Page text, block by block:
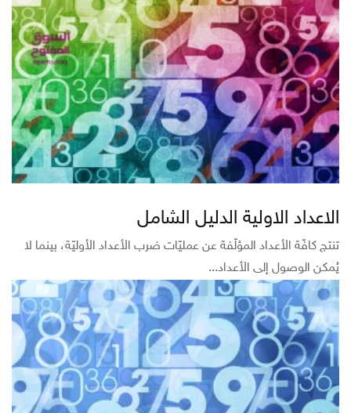
الاعداد الاولية الدليل الشامل
تنتج كافّة الأعداد المؤلّفة عن عمليّات ضرب الأعداد الأوليّة، بينما لا
يُمكن الوصول إلى الأعداد...